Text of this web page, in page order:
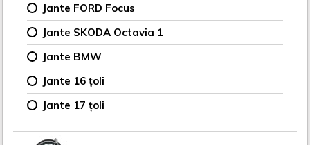
Jante FORD Focus
Jante SKODA Octavia 1
Jante BMW
Jante 16 țoli
Jante 17 țoli